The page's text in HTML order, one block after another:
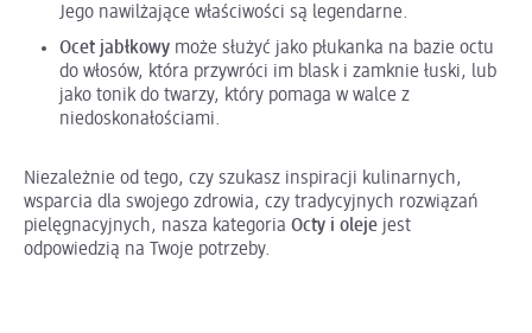
Jego nawilżające właściwości są legendarne.
Ocet jabłkowy może służyć jako płukanka na bazie octu
do włosów, która przywróci im blask i zamknie łuski, lub
jako tonik do twarzy, który pomaga w walce z
niedoskonałościami.
Niezależnie od tego, czy szukasz inspiracji kulinarnych,
wsparcia dla swojego zdrowia, czy tradycyjnych rozwiązań
pielęgnacyjnych, nasza kategoria Octy i oleje jest
odpowiedzią na Twoje potrzeby.